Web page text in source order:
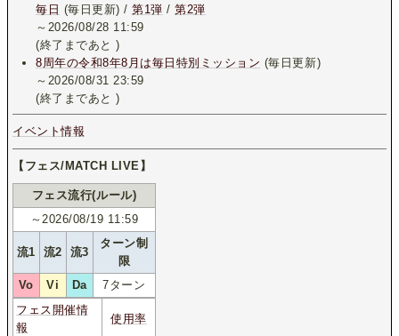
毎日 (毎日更新) /第1弾 /第2弾
～2026/08/28 11:59
(終了まであと)
8周年の令和8年8月は毎日特別ミッション (毎日更新)
～2026/08/31 23:59
(終了まであと)
イベント情報
【フェス/MATCH LIVE】
フェス流行(ルール)
～2026/08/19 11:59
流1 流2 流3
ターン制
限
Vo
Vi Da
7ターン
フェス開催情
報
使用率